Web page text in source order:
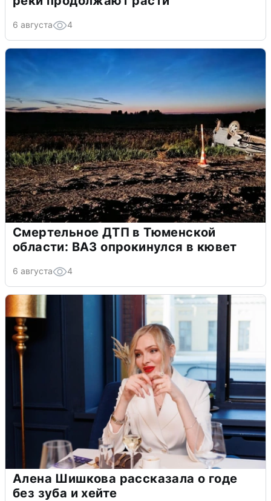
6 августа 4
Смертельное ДТП в Тюменской
области: ВАЗ опрокинулся в кювет
6 августа 4
Алена Шишкова рассказала о годе
без зуба и хейте